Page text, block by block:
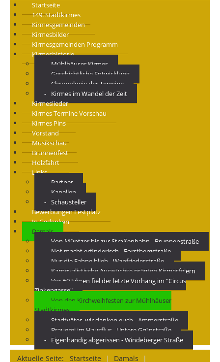
Startseite
149. Stadtkirmes
Kirmesgemeinden
Kirmesbilder
Kirmesgemeinden Programm
Kirmeshistorie
Mühlhäuser Kirmes
Geschichtliche Entwicklung
Chronologie der Termine
Kirmes im Wandel der Zeit
Kirmeslieder
Kirmes Termine Vorschau
Kirmes Pins
Vorstand
Musikschau
Brunnenfest
Holzfahrt
Links
Partner
Kapellen
Schausteller
Bewerbungen Festplatz
In Gedenken
Damals
Von Müntzer bis zur Straßenbahn - Brunnenstraße
Not macht erfinderisch - Forstbergstraße
Nur die Fahne blieb - Wanfriederstraße
Karnevalistische Auswüchse prägten Kirmesfeiern
Vor 60 Jahren fiel der letzte Vorhang im "Circus
Zinkengasse"
Von den Kirchweihfesten zur Mühlhäuser
Stadtkirmes
Stadtväter, wir danken euch - Ammerstraße
Brauerei im Hausflur - Untere Grünstraße
Eigenhändig abgerissen - Windeberger Straße
Aktuelle Seite: Startseite | Damals
|